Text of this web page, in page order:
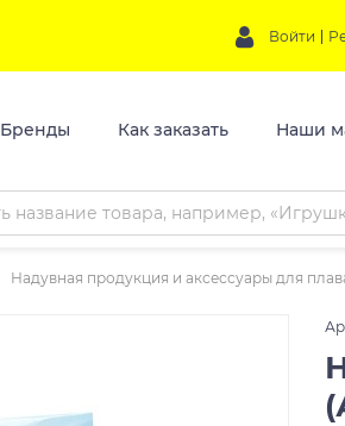
Войти
Бренды Как заказать Наши
Надувная продукция и аксессуары для